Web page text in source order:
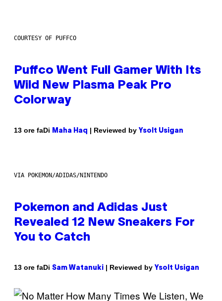
COURTESY OF PUFFCO
Puffco Went Full Gamer With Its
Wild New Plasma Peak Pro
Colorway
13 ore faDi Maha Haq | Reviewed by Ysolt Usigan
VIA POKEMON/ADIDAS/NINTENDO
Pokemon and Adidas Just
Revealed 12 New Sneakers For
You to Catch
13 ore faDi Sam Watanuki | Reviewed by Ysolt Usigan